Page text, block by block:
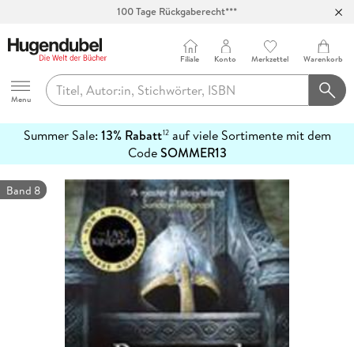
Hugendubel
Menu
Filiale Konto Merkzettel Warenkorb
Summer Sale: 13% Rabatt12auf viele Sortimente mit dem
CodeSOMMER13
erfahren
Band 8